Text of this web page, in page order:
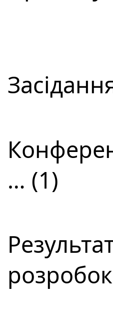
… (1)